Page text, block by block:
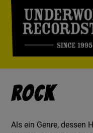
Rock
Als ein Genre, dessen